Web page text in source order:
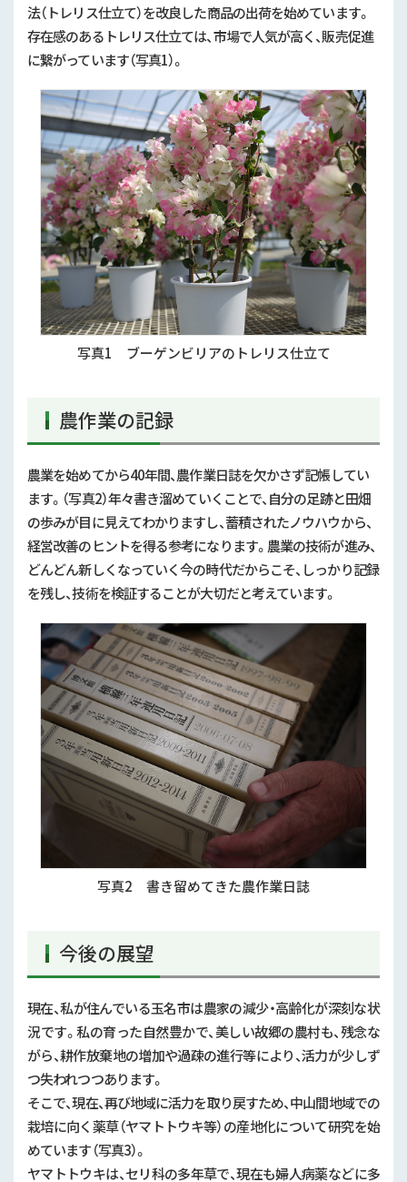
法（トレリス仕立て）を改良した商品の出荷を始めています。
存在感のあるトレリス仕立ては、市場で人気が高く、販売促進
に繋がっています（写真1）。
写真1 ブーゲンビリアのトレリス仕立て
農作業の記録
農業を始めてから40年間、農作業日誌を欠かさず記帳してい
ます。（写真2）年々書き溜めていくことで、自分の足跡と田畑
の歩みが目に見えてわかりますし、蓄積されたノウハウから、
経営改善のヒントを得る参考になります。農業の技術が進み、
どんどん新しくなっていく今の時代だからこそ、しっかり記録
を残し、技術を検証することが大切だと考えています。
写真2 書き留めてきた農作業日誌
今後の展望
現在、私が住んでいる玉名市は農家の減少・高齢化が深刻な状
況です。私の育った自然豊かで、美しい故郷の農村も、残念な
がら、耕作放棄地の増加や過疎の進行等により、活力が少しず
つ失われつつあります。
そこで、現在、再び地域に活力を取り戻すため、中山間地域での
栽培に向く薬草（ヤマトトウキ等）の産地化について研究を始
めています（写真3）。
ヤマトトウキは、セリ科の多年草で、現在も婦人病薬などに多